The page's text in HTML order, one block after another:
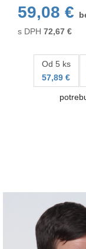
59,08 €
s DPH 72,67 €
Od 5 ks
57,89 €